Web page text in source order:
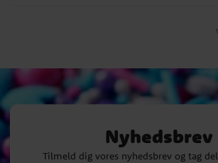
Nyhedsbrev
Tilmeld dig vores nyhedsbrev og tag